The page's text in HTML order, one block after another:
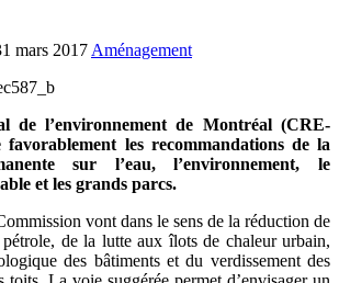
mars 2017 Aménagement
de l’environnement de Montréal (CRE-
favorablement les recommandations de la
sur l’eau, l’environnement, le
et les grands parcs.
vont dans le sens de la réduction de
de la lutte aux îlots de chaleur urbain,
des bâtiments et du verdissement des